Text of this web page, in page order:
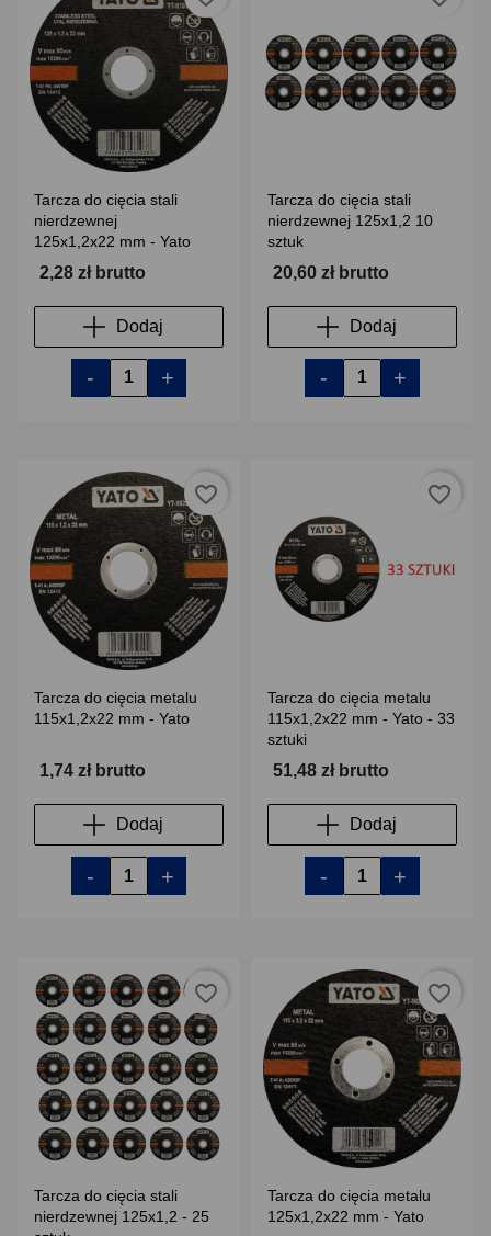
Tarcza do cięcia stali
nierdzewnej
125x1,2x22 mm - Yato
2,28 zł brutto
Dodaj
- +
Tarcza do cięcia stali
nierdzewnej 125x1,2 10
sztuk
20,60 zł brutto
Dodaj
- +
Tarcza do cięcia metalu
115x1,2x22 mm - Yato
1,74 zł brutto
Dodaj
- +
favorite_border
Tarcza do cięcia metalu
115x1,2x22 mm - Yato - 33
sztuki
51,48 zł brutto
Dodaj
- +
favorite_border
Tarcza do cięcia stali
nierdzewnej 125x1,2 - 25
favorite_border
Tarcza do cięcia metalu
125x1,2x22 mm - Yato
favorite_border